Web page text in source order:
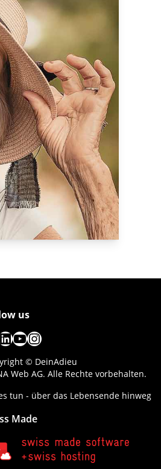
us
YouTube
Instagram
© DeinAdieu
Web AG. Alle Rechte vorbehalten.
tun - über das Lebensende hinweg
Made